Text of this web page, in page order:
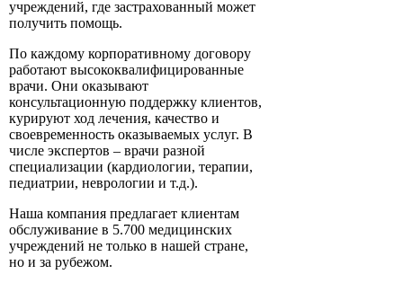
учреждений, где застрахованный может
получить помощь.
По каждому корпоративному договору
работают высококвалифицированные
врачи. Они оказывают
консультационную поддержку клиентов,
курируют ход лечения, качество и
своевременность оказываемых услуг. В
числе экспертов – врачи разной
специализации (кардиологии, терапии,
педиатрии, неврологии и т.д.).
Наша компания предлагает клиентам
обслуживание в 5.700 медицинских
учреждений не только в нашей стране,
но и за рубежом.